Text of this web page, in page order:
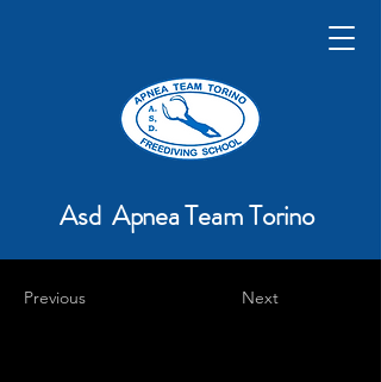
Asd Apnea Team Torino
Previous Next